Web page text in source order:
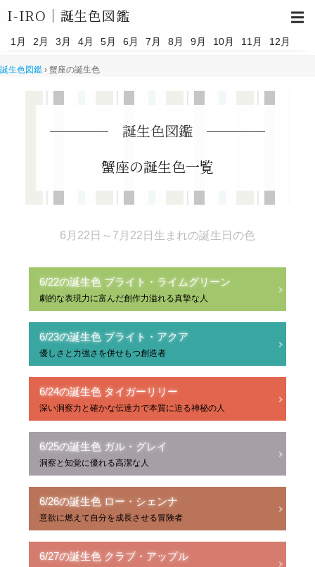
I-IRO｜ 誕生色図鑑
1月 2月 3月 4月 5月 6月 7月 8月 9月 10月 11月 12月
☰
誕生色図鑑 › 蟹座の誕生色
誕生色図鑑
蟹座の誕生色一覧
6月22日～7月22日生まれの誕生日の色
6/22の誕生色 ブライト・ライムグリーン
劇的な表現力に富んだ創作力溢れる真摯な人
6/23の誕生色 ブライト・アクア
優しさと力強さを併せもつ創造者
6/24の誕生色 タイガーリリー
深い洞察力と確かな伝達力で本質に迫る神秘の人
6/25の誕生色 ガル・グレイ
洞察と知覚に優れる高潔な人
6/26の誕生色 ロー・シェンナ
意欲に燃えて自分を成長させる冒険者
6/27の誕生色 クラブ・アップル